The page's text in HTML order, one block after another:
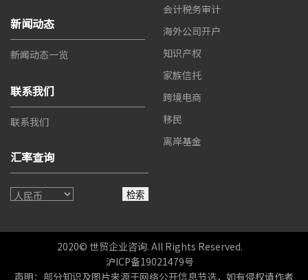
新闻动态
新闻动态一览
联系我们
联系我们
会计税务审计
海外公司开户
知识产权
家族信托
跨境电商
移民
离岸基金
汇率查询
检索
2020© 世贸企业咨询. All Rights Reserved.
沪ICP备19021479号
声明：部分知识及图片来源于网络公开信息节选，如有侵权请作者